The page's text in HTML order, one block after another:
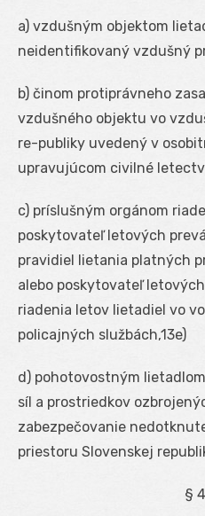
a) vzdušným objektom
neidentifikovaný vzdušný
b) činom protiprávneho
vzdušného objektu vo
re-publiky uvedený v
upravujúcom civilné
c) príslušným orgánom
poskytovateľ letových
pravidiel lietania platných
alebo poskytovateľ
riadenia letov lietadiel vo
policajných službách,13e)
d) pohotovostným
síl a prostriedkov
zabezpečovanie
priestoru Slovenskej
§